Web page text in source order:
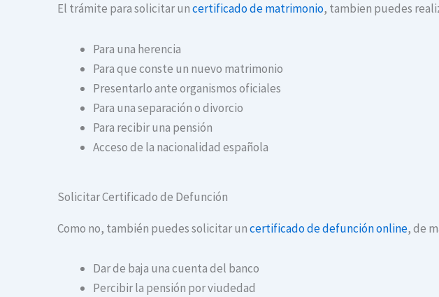
El trámite para solicitar uncertificado de matrimonio, tambien puedes
Para una herencia
Para que conste un nuevo matrimonio
Presentarlo ante organismos oficiales
Para una separación o divorcio
Para recibir una pensión
Acceso de la nacionalidad española
Solicitar Certificado de Defunción
Como no, también puedes solicitar uncertificado de defunción online, de
Dar de baja una cuenta del banco
Percibir la pensión por viudedad